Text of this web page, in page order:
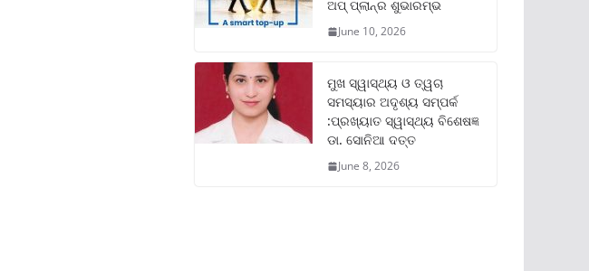
ଅପ୍ ପ୍ଲାନ୍‌ର ଶୁଭାରମ୍ଭ
June 10, 2026
ମୁଖ ସ୍ୱାସ୍ଥ୍ୟ ଓ ତ୍ୱଚା
ସମସ୍ୟାର ଅଦୃଶ୍ୟ ସମ୍ପର୍କ
:ପ୍ରଖ୍ୟାତ ସ୍ୱାସ୍ଥ୍ୟ ବିଶେଷଜ୍ଞ
ଡା. ସୋନିଆ ଦତ୍ତ
June 8, 2026